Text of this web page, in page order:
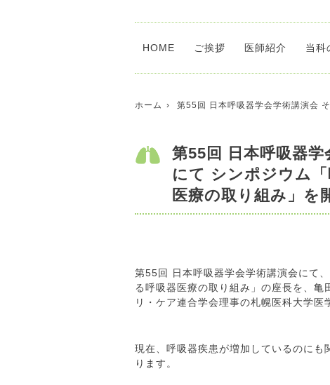
HOME ご挨拶 医師紹介 当科
ホーム 第55回 日本呼吸器学会学術講演会
第55回 日本呼吸器
にて シンポジウム
医療の取り組み」を
第55回 日本呼吸器学会学術講演会にて
る呼吸器医療の取り組み」の座長を、
リ・ケア連合学会理事の札幌医科大学医
現在、呼吸器疾患が増加しているのに
ります。